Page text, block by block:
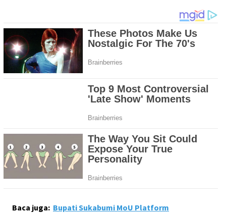
Baca juga: Bupati Sukabumi MoU Platform